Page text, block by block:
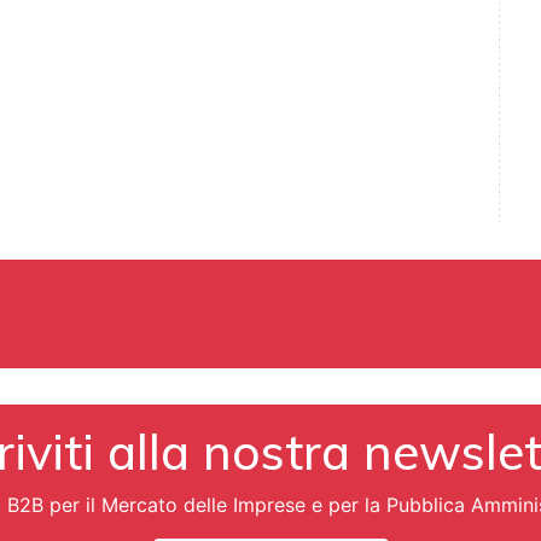
alla nostra
B2B per il Mercato delle Imprese e per la Pubblica